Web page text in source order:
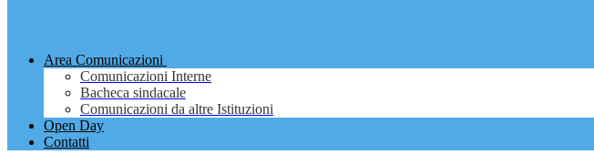
Area Comunicazioni
Comunicazioni Interne
Bacheca sindacale
Comunicazioni da altre Istituzioni
Open Day
Contatti